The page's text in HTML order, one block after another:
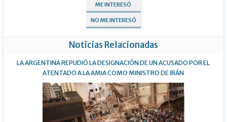
ME INTERESÓ
NO ME INTERESÓ
Noticias Relacionadas
LA ARGENTINA REPUDIÓ LA DESIGNACIÓN DE UN ACUSADO POR EL
ATENTADO A LA AMIA COMO MINISTRO DE IRÁN